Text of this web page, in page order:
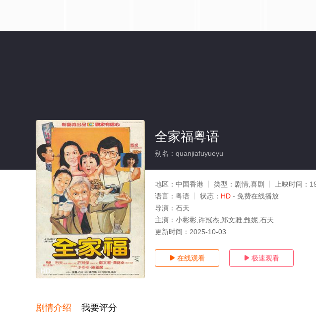
HD
全家福粤语
别名：quanjiafuyueyu
地区： 中国香港 类型： 剧情,喜剧 上映时间：
语言： 粤语 状态： HD - 免费在线播放
导演： 石天
主演： 小彬彬,许冠杰,郑文雅,甄妮,石天
更新时间： 2025-10-03
 在线观看  极速观看
剧情介绍 我要评分